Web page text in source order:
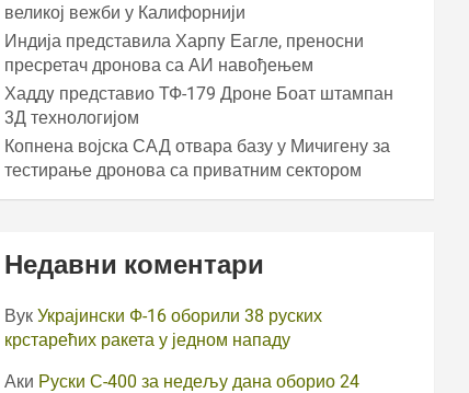
великој вежби у Калифорнији
Индија представила Харпy Еагле, преносни
пресретач дронова са АИ навођењем
Хаддy представио ТФ-179 Дроне Боат штампан
3Д технологијом
Копнена војска САД отвара базу у Мичигену за
тестирање дронова са приватним сектором
Недавни коментари
Вук Украјински Ф-16 оборили 38 руских
крстарећих ракета у једном нападу
Аки Руски С-400 за недељу дана оборио 24